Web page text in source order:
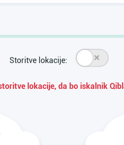
Storitve lokacije:
lokacije, da bo iskalnik